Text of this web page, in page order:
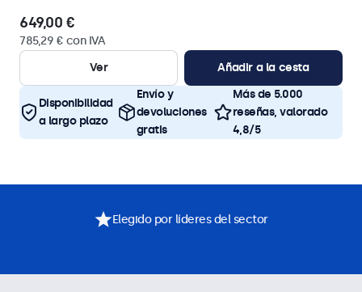
649,00 €
785,29 € con IVA
Ver
Añadir a la cesta
Disponibilidad
a largo plazo
Envío y
devoluciones
gratis
Más de 5.000
reseñas, valorado
4,8/5
Elegido por líderes del sector